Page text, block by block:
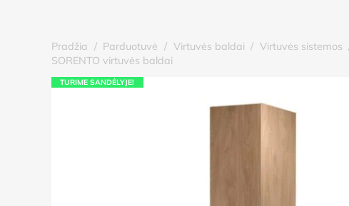
Pradžia / Parduotuvė / Virtuvės baldai / Virtuvės sistemos
SORENTO virtuvės baldai
TURIME SANDĖLYJE!